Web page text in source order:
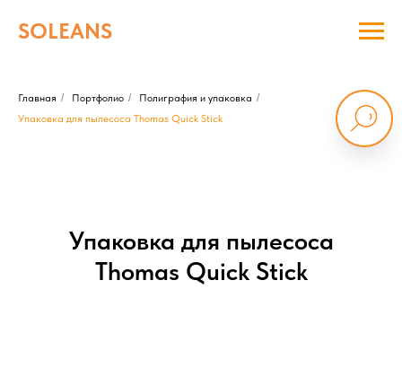
SOLEANS
Главная / Портфолио / Полиграфия и упаковка /
Упаковка для пылесоса Thomas Quick Stick
Упаковка для пылесоса
Thomas Quick Stick